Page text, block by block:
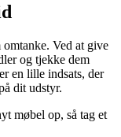
Ved at give
og tjekke dem
en lille indsats, der
dit udstyr.
møbel op, så tag et